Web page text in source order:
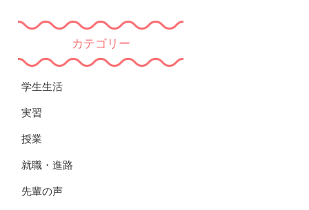
カテゴリー
学生生活
実習
授業
就職・進路
先輩の声